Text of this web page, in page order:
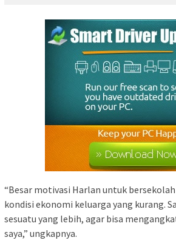
“Besar motivasi Harlan untuk
kondisi ekonomi keluarga yang kurang.
sesuatu yang lebih, agar bisa
saya,” ungkapnya.